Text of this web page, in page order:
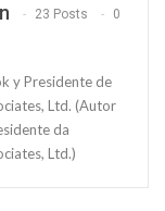
23 Posts 0
y Presidente de
Ltd. (Autor
da
Ltd.)